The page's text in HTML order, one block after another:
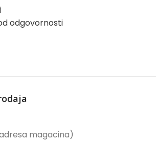
odgovornosti
magacina)